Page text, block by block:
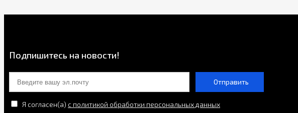
Подпишитесь на новости!
Отправить
Я согласен(a) с политикой обработки персональных данных